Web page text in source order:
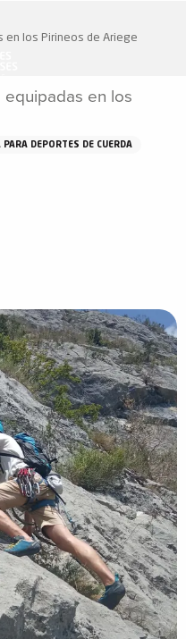
en los Pirineos de Ariege
equipadas en los
PARA DEPORTES DE CUERDA